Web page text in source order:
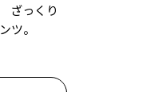
ざっくり
ツ。